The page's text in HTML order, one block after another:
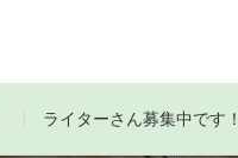
ライターさん募集中です！